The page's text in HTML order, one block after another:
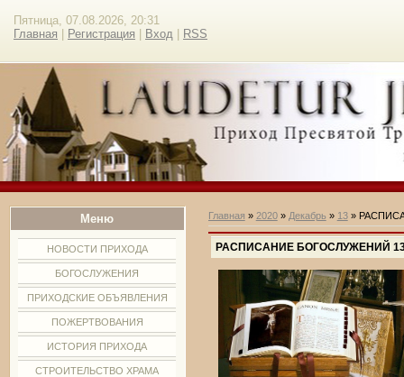
Пятница, 07.08.2026, 20:31
Главная
Регистрация Вход RSS
Меню
НОВОСТИ ПРИХОДА
БОГОСЛУЖЕНИЯ
ПРИХОДСКИЕ ОБЪЯВЛЕНИЯ
ПОЖЕРТВОВАНИЯ
ИСТОРИЯ ПРИХОДА
СТРОИТЕЛЬСТВО ХРАМА
Главная » 2020 » Декабрь » 13»
РАСПИСАНИЕ БОГОСЛУЖЕНИЙ